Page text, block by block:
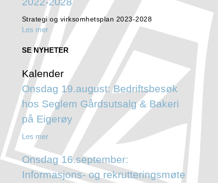
Strategi og virksomhetsplan 2023-2028
Les mer
SE NYHETER
Kalender
Onsdag 19.august: Bedriftsbesøk
hos Seglem Gårdsutsalg & Bakeri
på Eigerøy
Les mer
Onsdag 16.september:
Informasjons- og rekrutteringsmøte